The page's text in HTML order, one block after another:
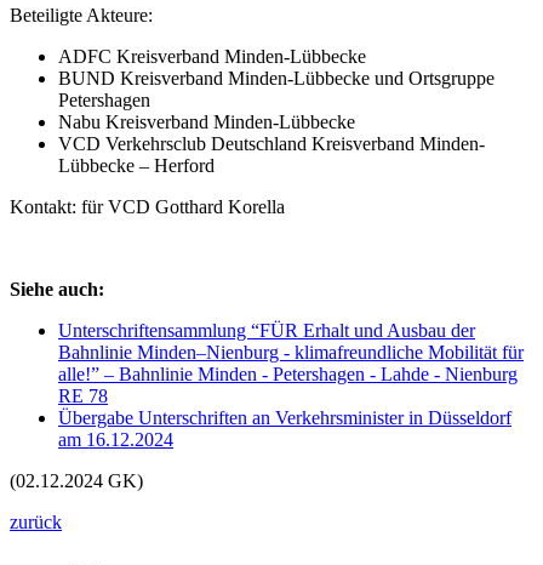
Beteiligte Akteure:
ADFC Kreisverband Minden-Lübbecke
BUND Kreisverband Minden-Lübbecke und Ortsgruppe
Petershagen
Nabu Kreisverband Minden-Lübbecke
VCD Verkehrsclub Deutschland Kreisverband Minden-
Lübbecke – Herford
Kontakt: für VCD Gotthard Korella
Siehe auch:
Unterschriftensammlung “FÜR Erhalt und Ausbau der
Bahnlinie Minden–Nienburg - klimafreundliche Mobilität für
alle!” – Bahnlinie Minden - Petershagen - Lahde - Nienburg
RE 78
Übergabe Unterschriften an Verkehrsminister in Düsseldorf
am 16.12.2024
(02.12.2024 GK)
zurück